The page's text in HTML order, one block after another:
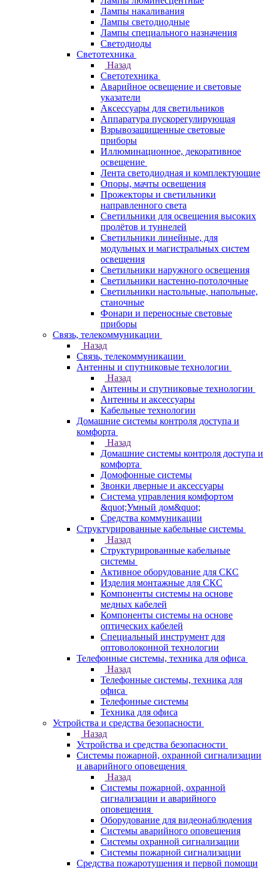
Лампы накаливания
Лампы светодиодные
Лампы специального назначения
Светодиоды
Светотехника
Назад
Светотехника
Аварийное освещение и световые
указатели
Аксессуары для светильников
Аппаратура пускорегулирующая
Взрывозащищенные световые
приборы
Иллюминационное, декоративное
освещение
Лента светодиодная и комплектующие
Опоры, мачты освещения
Прожекторы и светильники
направленного света
Светильники для освещения высоких
пролётов и туннелей
Светильники линейные, для
модульных и магистральных систем
освещения
Светильники наружного освещения
Светильники настенно-потолочные
Светильники настольные, напольные,
станочные
Фонари и переносные световые
приборы
Связь, телекоммуникации
Назад
Связь, телекоммуникации
Антенны и спутниковые технологии
Назад
Антенны и спутниковые технологии
Антенны и аксессуары
Кабельные технологии
Домашние системы контроля доступа и
комфорта
Назад
Домашние системы контроля доступа и
комфорта
Домофонные системы
Звонки дверные и аксессуары
Система управления комфортом
&quot;Умный дом&quot;
Средства коммуникации
Структурированные кабельные системы
Назад
Структурированные кабельные
системы
Активное оборудование для СКС
Изделия монтажные для СКС
Компоненты системы на основе
медных кабелей
Компоненты системы на основе
оптических кабелей
Специальный инструмент для
оптоволоконной технологии
Телефонные системы, техника для офиса
Назад
Телефонные системы, техника для
офиса
Телефонные системы
Техника для офиса
Устройства и средства безопасности
Назад
Устройства и средства безопасности
Системы пожарной, охранной сигнализации
и аварийного оповещения
Назад
Системы пожарной, охранной
сигнализации и аварийного
оповещения
Оборудование для видеонаблюдения
Системы аварийного оповещения
Системы охранной сигнализации
Системы пожарной сигнализации
Средства пожаротушения и первой помощи